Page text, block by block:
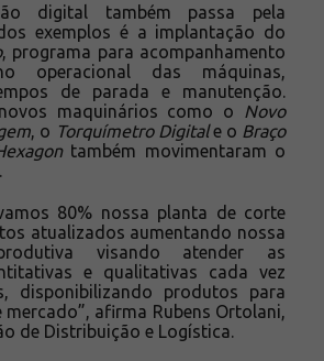
digital também passa pela
exemplos é a implantação do
, programa para acompanhamento
operacional das máquinas,
de parada e manutenção.
maquinários como o
Novo
, o Torquímetro Digitale o Braço
também movimentaram o
80% nossa planta de corte
atualizados aumentando nossa
visando atender as
e qualitativas cada vez
disponibilizando produtos para
afirma Rubens Ortolani,
de Distribuição e Logística.